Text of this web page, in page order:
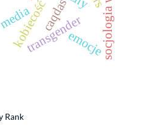
media
kobiecość
transgender
caqdas
emocje